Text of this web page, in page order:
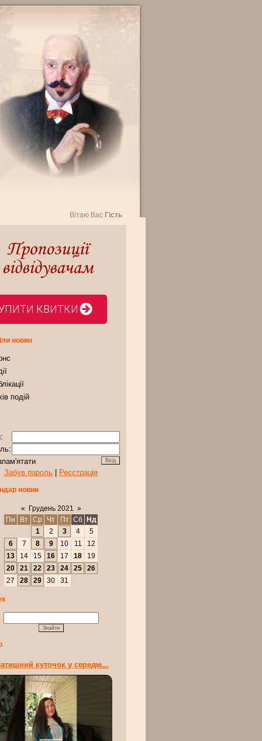
Вітаю Вас Гість
КВИТКИ
новин
подій
Забув пароль
Реєстрація
новин
« Грудень 2021 »
Пн
Вт Ср Чт Пт Сб
Нд
1
2 3 4
5
6
7 8 9 10 11
12
13
14 15 16 17 18
19
20
21 22 23 24 25
26
27
28 29 30 31
куточок у середм...